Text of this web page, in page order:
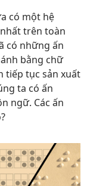
có một hệ
trên toàn
có những ấn
bằng chữ
tiếp tục sản xuất
ta có ấn
ngữ. Các ấn